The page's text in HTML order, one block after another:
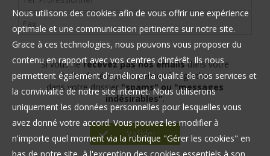
Si vous nerecevez pas nos emailsdans votre
boîte de réception, pensez à regarder
dans votre dossier"spams" ou "messages
indésirables".
Nous utilisons des cookies afin de vous offrir une expérience
optimale et une communication pertinente sur notre site.
Grace à ces technologies, nous pouvons vous proposer du
contenu en rapport avec vos centres d'intérêt. Ils nous
permettent également d'améliorer la qualité de nos services et
la convivialité de notre site internet. Nous utiliserons
uniquement les données personnelles pour lesquelles vous
avez donné votre accord. Vous pouvez les modifier à
n'importe quel moment via la rubrique "Gérer les cookies" en